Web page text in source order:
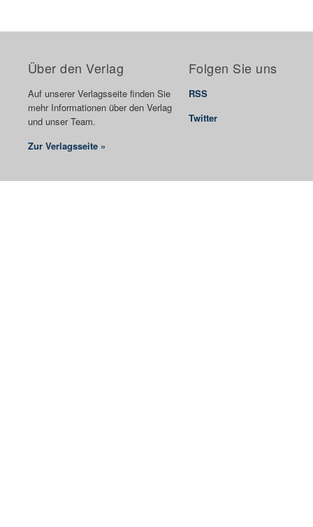
Über den Verlag
Auf unserer Verlagsseite finden Sie
mehr Informationen über den Verlag
und unser Team.
Zur Verlagsseite »
Folgen Sie uns
RSS
Twitter